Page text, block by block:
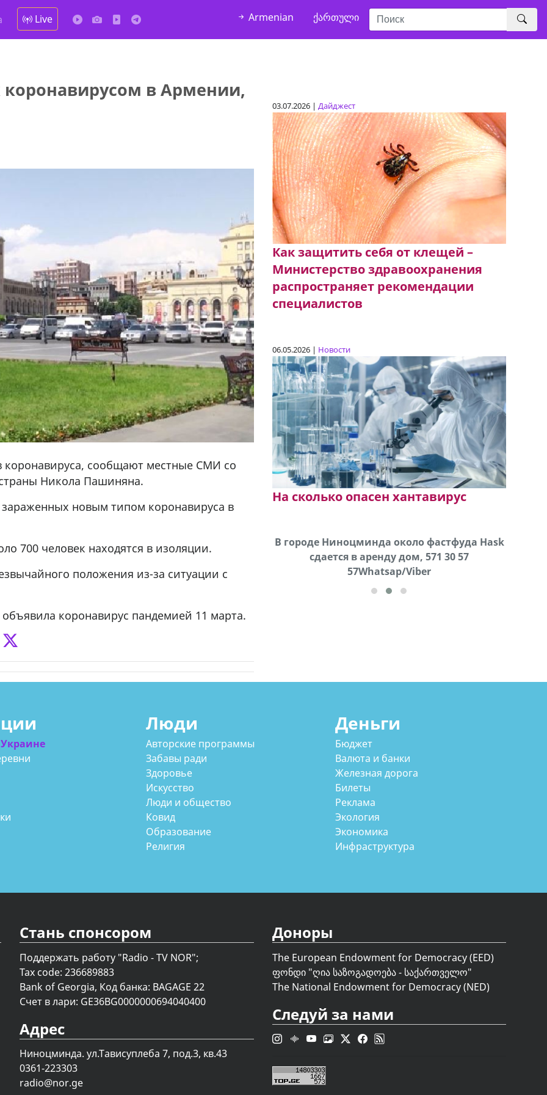
Live Armenian ქართული
в Армении,
сообщают местные СМИ со
Никола Пашиняна.
новым типом коронавируса в
700 человек находятся в изоляции.
положения из-за ситуации с
коронавирус пандемией 11 марта.
03.07.2026 | Дайджест
Как защитить себя от клещей –
Министерство здравоохранения
распространяет рекомендации
специалистов
06.05.2026 | Новости
На сколько опасен хантавирус
В городе Ниноцминда около фастфуда Hask
cдается в аренду дом, 571 30 57
57Whatsap/Viber
Продается машина марки Prado,571 30 57
57Whatsap/Viber
Люди
Авторские программы
Забавы ради
Здоровье
Искусство
Люди и общество
Ковид
Образование
Религия
Деньги
Бюджет
Валюта и банки
Железная дорога
Билеты
Реклама
Экология
Экономика
Инфраструктура
Стань спонсором
Поддержать работу "Radio - TV NOR";
Tax code: 236689883
Bank of Georgia, Код банка: BAGAGE 22
Счет в лари: GE36BG0000000694040400
Адрес
Ниноцминда. ул.Тависуплеба 7, под.3, кв.43
0361-223303
radio@nor.ge
Доноры
The European Endowment for Democracy (EED)
ფონდი "ღია საზოგადოება - საქართველო"
The National Endowment for Democracy (NED)
Следуй за нами